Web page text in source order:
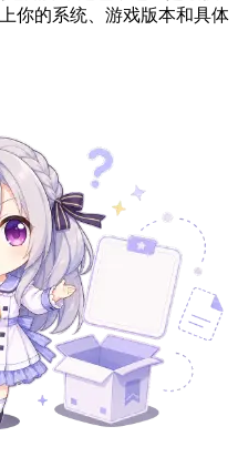
你的系统、游戏版本和具体